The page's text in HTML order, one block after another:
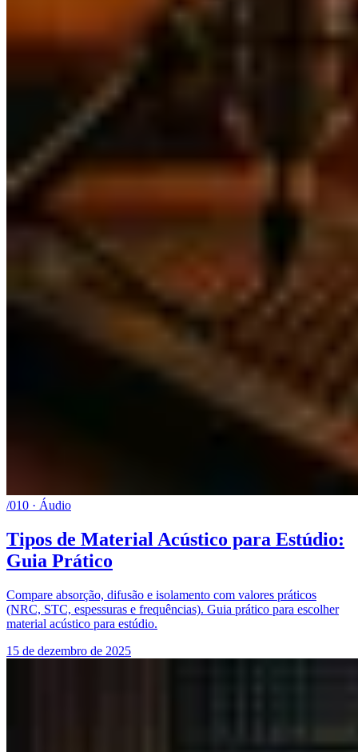
/010 · Áudio
Tipos de Material Acústico para Estúdio:
Guia Prático
Compare absorção, difusão e isolamento com valores práticos
(NRC, STC, espessuras e frequências). Guia prático para escolher
material acústico para estúdio.
15 de dezembro de 2025